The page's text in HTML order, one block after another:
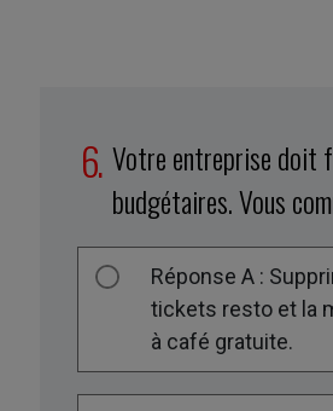
Votre entreprise doit
budgétaires. Vous
Réponse A :
tickets resto et la
à café gratuite.